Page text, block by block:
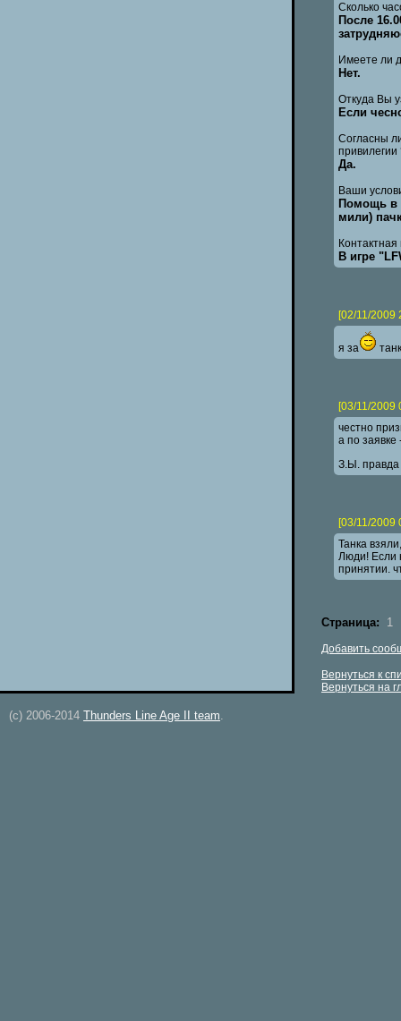
Сколько
После
Имеете ли
Нет.
Откуда Вы
Если
Согласны
привилегии
Да.
Ваши
Помощь в
мили)
В игре
[02/11/2009
я за
[03/11/2009
честно
а по заявке
З.Ы. правда
[03/11/2009
Танка
Люди! Если
принятии.
Страница: 1
Добавить
Вернуться к
Вернуться на
(c) 2006-2014 Thunders Line Age II team.